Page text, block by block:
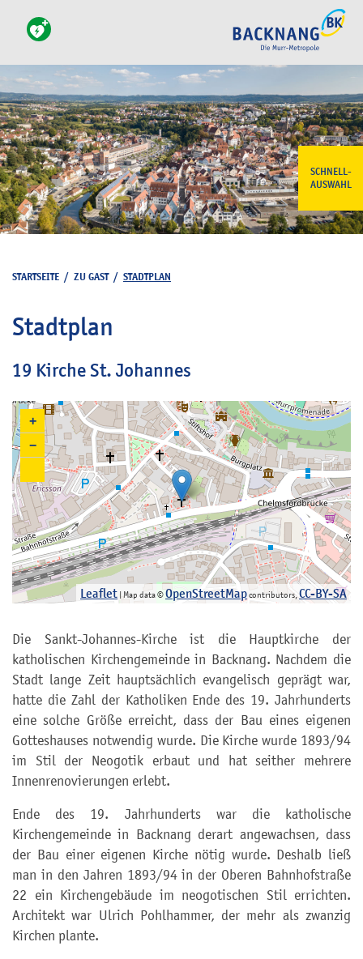
SCHNELL-
AUSWAHL
STARTSEITE / ZU GAST/ STADTPLAN
Stadtplan
19 Kirche St. Johannes
+
−
Leaflet | Map data ©OpenStreetMapcontributors, CC-BY-SA
Die Sankt-Johannes-Kirche ist die Hauptkirche der
katholischen Kirchengemeinde in Backnang. Nachdem die
Stadt lange Zeit hauptsächlich evangelisch geprägt war,
hatte die Zahl der Katholiken Ende des 19. Jahrhunderts
eine solche Größe erreicht, dass der Bau eines eigenen
Gotteshauses notwendig wurde. Die Kirche wurde 1893/94
im Stil der Neogotik erbaut und hat seither mehrere
Innenrenovierungen erlebt.
Ende des 19. Jahrhunderts war die katholische
Kirchengemeinde in Backnang derart angewachsen, dass
der Bau einer eigenen Kirche nötig wurde. Deshalb ließ
man in den Jahren 1893/94 in der Oberen Bahnhofstraße
22 ein Kirchengebäude im neogotischen Stil errichten.
Architekt war Ulrich Pohlhammer, der mehr als zwanzig
Kirchen plante.